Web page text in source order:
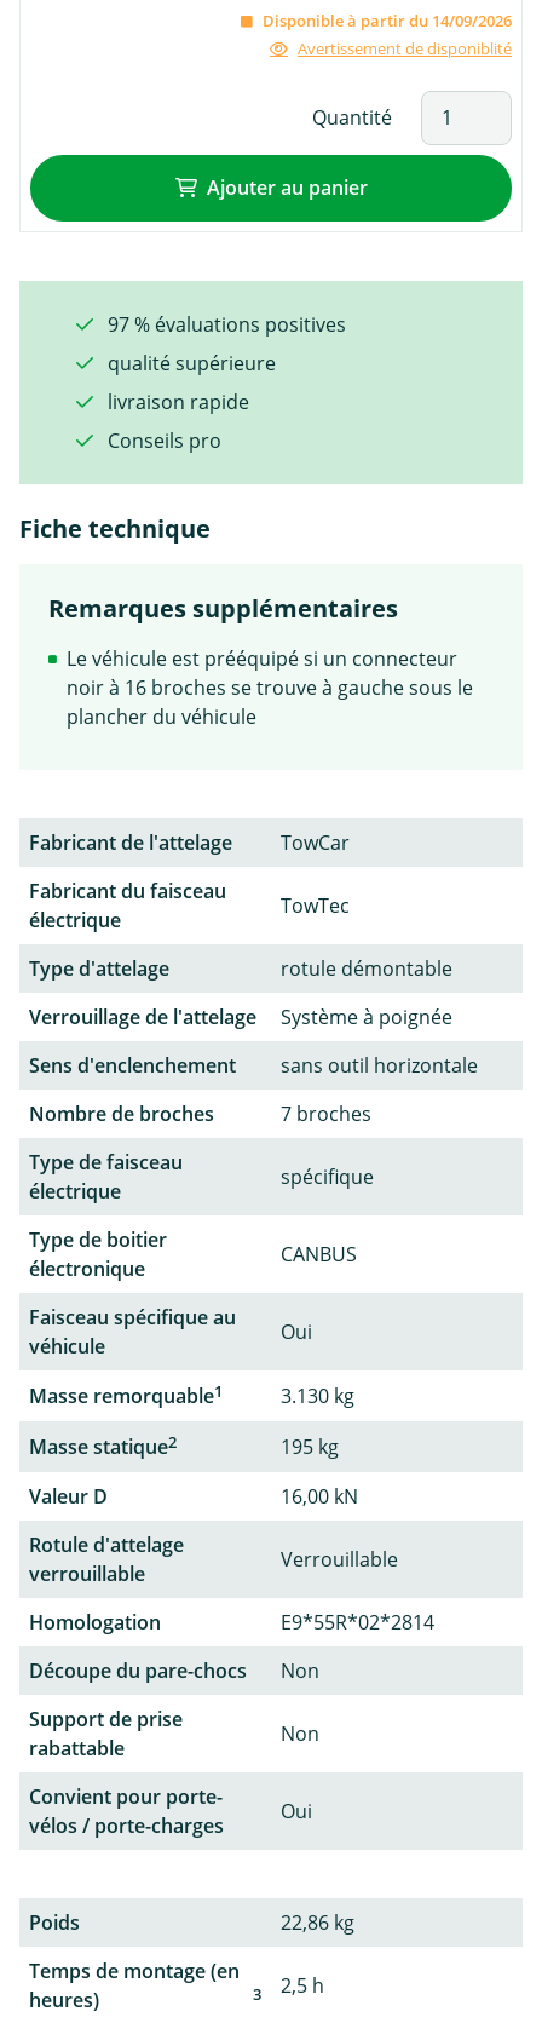
Disponible à partir du 14/09/2026
Avertissement de disponiblité
Quantité
Ajouter au panier
97 % évaluations positives
qualité supérieure
livraison rapide
Conseils pro
Fiche technique
Remarques supplémentaires
Le véhicule est prééquipé si un connecteur
noir à 16 broches se trouve à gauche sous le
plancher du véhicule
Fabricant de l'attelage
TowCar
Fabricant du faisceau
électrique
TowTec
Type d'attelage
rotule démontable
Verrouillage de l'attelage
Système à poignée
Sens d'enclenchement
sans outil horizontale
Nombre de broches
7 broches
Type de faisceau
électrique
spécifique
Type de boitier
électronique
CANBUS
Faisceau spécifique au
véhicule
Oui
Masse remorquable1
3.130 kg
Masse statique2
195 kg
Valeur D
16,00 kN
Rotule d'attelage
verrouillable
Verrouillable
Homologation
E9*55R*02*2814
Découpe du pare-chocs
Non
Support de prise
rabattable
Non
Convient pour porte-
vélos / porte-charges
Oui
Poids
22,86 kg
Temps de montage (en
heures)
3 2,5 h